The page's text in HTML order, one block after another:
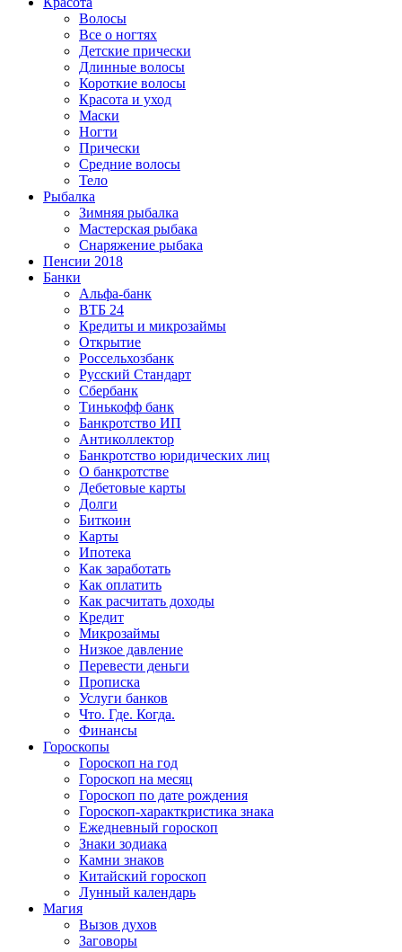
Волосы
Все о ногтях
Детские прически
Длинные волосы
Короткие волосы
Красота и уход
Маски
Ногти
Прически
Средние волосы
Тело
Рыбалка
Зимняя рыбалка
Мастерская рыбака
Снаряжение рыбака
Пенсии 2018
Банки
Альфа-банк
ВТБ 24
Кредиты и микрозаймы
Открытие
Россельхозбанк
Русский Стандарт
Сбербанк
Тинькофф банк
Банкротство ИП
Антиколлектор
Банкротство юридических лиц
О банкротстве
Дебетовые карты
Долги
Биткоин
Карты
Ипотека
Как заработать
Как оплатить
Как расчитать доходы
Кредит
Микрозаймы
Низкое давление
Перевести деньги
Прописка
Услуги банков
Что. Где. Когда.
Финансы
Гороскопы
Гороскоп на год
Гороскоп на месяц
Гороскоп по дате рождения
Гороскоп-характкристика знака
Ежедневный гороскоп
Знаки зодиака
Камни знаков
Китайский гороскоп
Лунный календарь
Магия
Вызов духов
Заговоры